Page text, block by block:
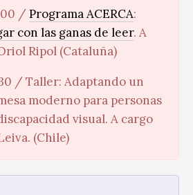
/Programa ACERCA:
con las ganas de leer. A
Ripol (Cataluña)
/ Taller: Adaptando un
moderno para personas
visual. A cargo
(Chile)